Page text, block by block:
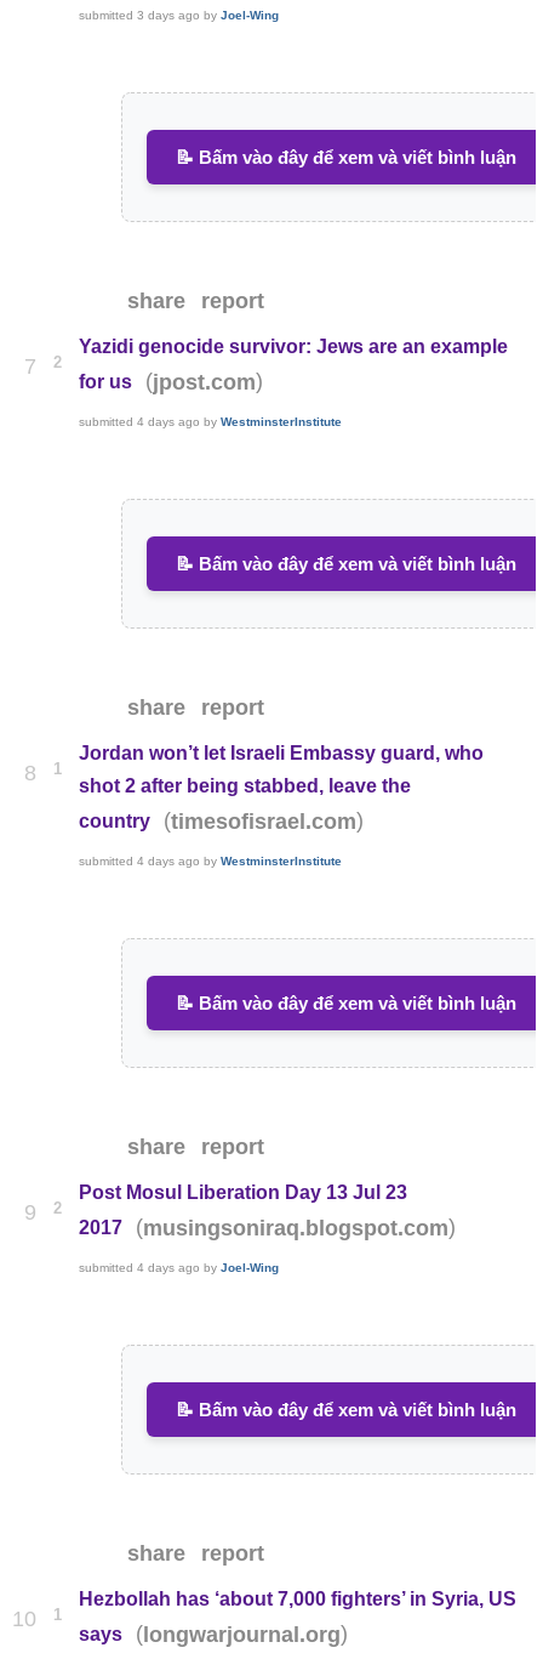
submitted3 days ago byJoel-Wing
📝 Bấm vào đây để xem và viết bình luận
share report
7 2
Yazidi genocide survivor: Jews are an example
for us
(jpost.com)
submitted4 days ago byWestminsterInstitute
📝 Bấm vào đây để xem và viết bình luận
share report
8 1
Jordan won’t let Israeli Embassy guard, who
shot 2 after being stabbed, leave the
country
(timesofisrael.com)
submitted4 days ago byWestminsterInstitute
📝 Bấm vào đây để xem và viết bình luận
share report
9 2
Post Mosul Liberation Day 13 Jul 23
2017
(musingsoniraq.blogspot.com)
submitted4 days ago byJoel-Wing
📝 Bấm vào đây để xem và viết bình luận
share report
10 1
Hezbollah has ‘about 7,000 fighters’ in Syria, US
says
(longwarjournal.org)